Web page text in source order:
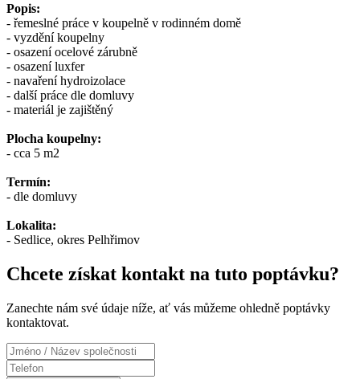
Popis:
- řemeslné práce v koupelně v rodinném domě
- vyzdění koupelny
- osazení ocelové zárubně
- osazení luxfer
- navaření hydroizolace
- další práce dle domluvy
- materiál je zajištěný
Plocha koupelny:
- cca 5 m2
Termín:
- dle domluvy
Lokalita:
- Sedlice, okres Pelhřimov
Chcete získat kontakt na tuto poptávku?
Zanechte nám své údaje níže, ať vás můžeme ohledně poptávky
kontaktovat.